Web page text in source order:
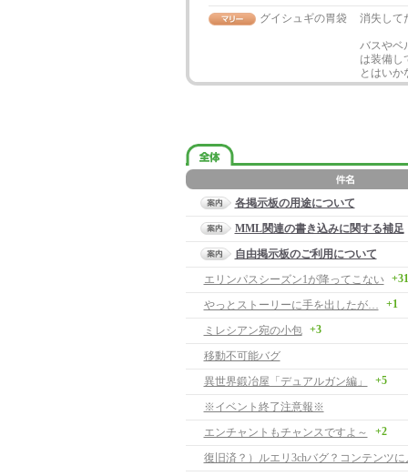
グイシュギの胃袋
消失して
バスやベ
は装備し
とはいか
各掲示板の用途について
MML関連の書き込みに関する補足
自由掲示板のご利用について
エリンパスシーズン1が降ってこない
+31
やっとストーリーに手を出したが… +1
ミレシアン宛の小包 +3
移動不可能バグ
異世界鍛冶屋「デュアルガン編」
+5
※イベント終了注意報※
エンチャントもチャンスですよ～
+2
復旧済？）ルエリ3chバグ？コンテンツに